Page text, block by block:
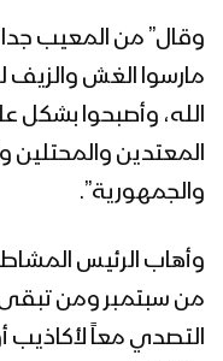
وقال” من المعيب
مارسوا الغش
الله، وأصبحوا بشكل
المعتدين والمحتلين
والجمهورية”.
التصدي معاً لأكاذيب